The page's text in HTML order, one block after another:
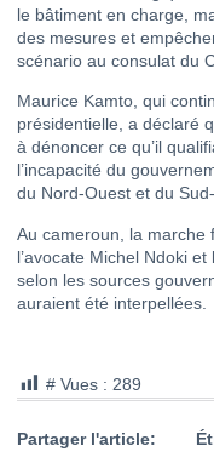
le bâtiment en charge,
des mesures et
scénario au consulat du
Maurice Kamto, qui
présidentielle, a déclaré
à dénoncer ce qu’il
l’incapacité du
du Nord-Ouest et du
Au cameroun, la marche
l’avocate Michel Ndoki
selon les sources
auraient été interpellées.
# Vues : 289
Partager l'article: